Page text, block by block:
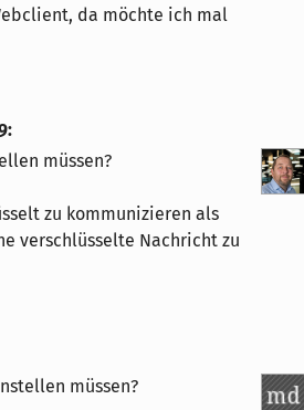
da möchte ich mal
:
müssen?
zu kommunizieren als
verschlüsselte Nachricht zu
müssen?